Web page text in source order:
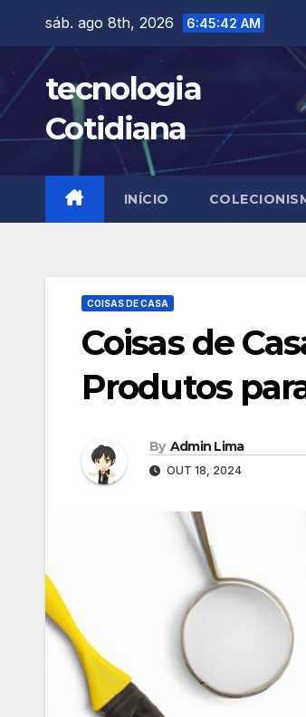
content
sáb. ago 8th, 2026 6:45:44 AM
tecnologia
Cotidiana
INÍCIO
COISAS DE CASA
Coisas de
Produtos
By Admin Lima
OUT 18, 2024